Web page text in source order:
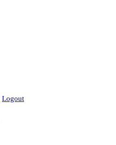
Logout